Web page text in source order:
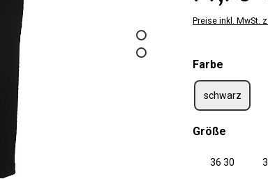
Preise inkl. MwSt.
Farbe
schwarz
Größe
36 30